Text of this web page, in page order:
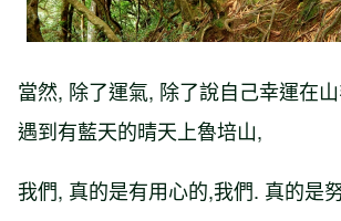
當然, 除了運氣, 除了說自己幸運在
遇到有藍天的晴天上魯培山,
我們, 真的是有用心的,我們. 真的是